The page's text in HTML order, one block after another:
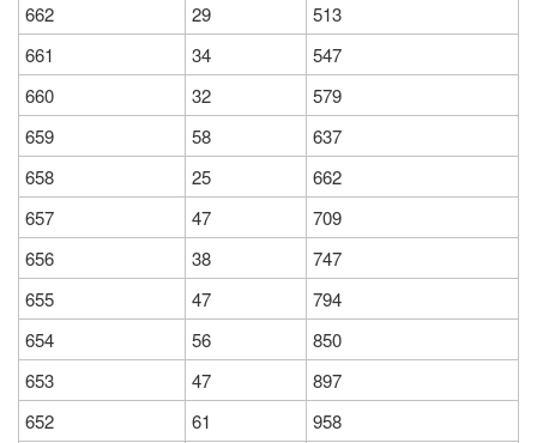
662
29
513
661
34
547
660
32
579
659
58
637
658
25
662
657
47
709
656
38
747
655
47
794
654
56
850
653
47
897
652
61
958